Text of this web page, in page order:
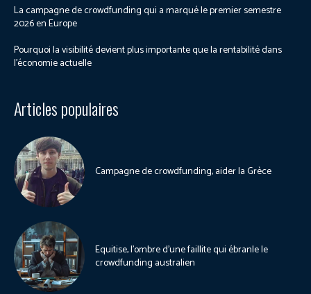
La campagne de crowdfunding qui a marqué le premier semestre
2026 en Europe
Pourquoi la visibilité devient plus importante que la rentabilité dans
l’économie actuelle
Articles populaires
Campagne de crowdfunding, aider la Grèce
Equitise, l’ombre d’une faillite qui ébranle le
crowdfunding australien